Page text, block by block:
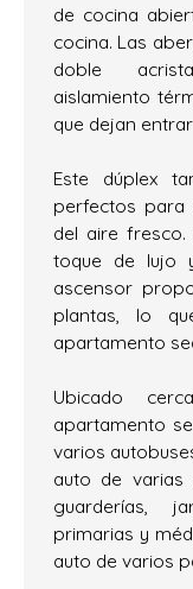
de cocina
cocina. Las
doble
aislamiento
que dejan
Este dúplex
perfectos para
del aire fresco.
toque de lujo
ascensor
plantas, lo
apartamento
Ubicado
apartamento
varios
auto de varias
guarderías,
primarias y
auto de varios